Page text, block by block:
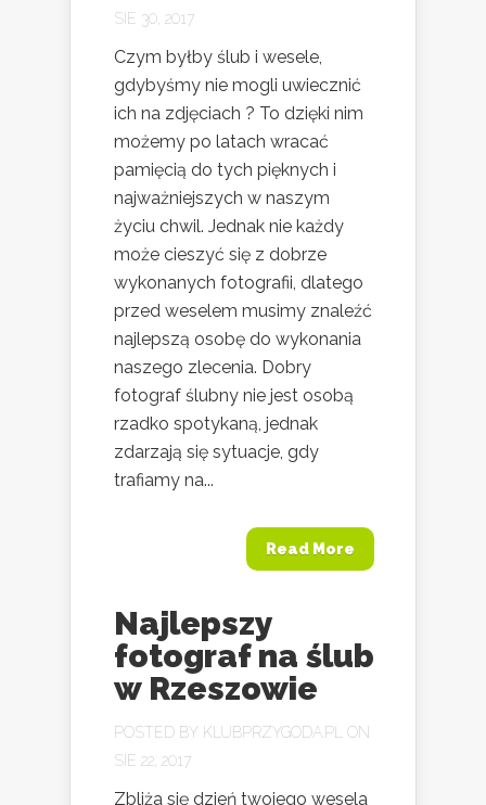
SIE 30, 2017
Czym byłby ślub i wesele,
gdybyśmy nie mogli uwiecznić
ich na zdjęciach ? To dzięki nim
możemy po latach wracać
pamięcią do tych pięknych i
najważniejszych w naszym
życiu chwil. Jednak nie każdy
może cieszyć się z dobrze
wykonanych fotografii, dlatego
przed weselem musimy znaleźć
najlepszą osobę do wykonania
naszego zlecenia. Dobry
fotograf ślubny nie jest osobą
rzadko spotykaną, jednak
zdarzają się sytuacje, gdy
trafiamy na...
Read More
Najlepszy
fotograf na ślub
w Rzeszowie
POSTED BY KLUBPRZYGODA.PL
ON
SIE 22, 2017
Zbliża się dzień twojego wesela